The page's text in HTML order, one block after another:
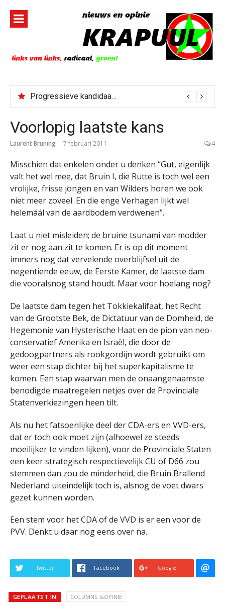
inhoud
Progressieve kandidaat El-Sayed senaatskandidaat Michigan
Voorlopig laatste kans
Laurent Bruning 7 februari 2011 4
Misschien dat enkelen onder u denken “Gut, eigenlijk
valt het wel mee, dat Bruin I, die Rutte is toch wel een
vrolijke, frisse jongen en van Wilders horen we ook
niet meer zoveel. En die enge Verhagen lijkt wel
helemáál van de aardbodem verdwenen”.
Laat u niet misleiden; de bruine tsunami van modder
zit er nog aan zit te komen. Er is op dit moment
immers nog dat vervelende overblijfsel uit de
negentiende eeuw, de Eerste Kamer, de laatste dam
die vooralsnog stand houdt. Maar voor hoelang nog?
De laatste dam tegen het Tokkiekalifaat, het Recht
van de Grootste Bek, de Dictatuur van de Domheid, de
Hegemonie van Hysterische Haat en de pion van neo-
conservatief Amerika en Israël, die door de
gedoogpartners als rookgordijn wordt gebruikt om
weer een stap dichter bij het superkapitalisme te
komen. Een stap waarvan men de onaangenaamste
benodigde maatregelen netjes over de Provinciale
Statenverkiezingen heen tilt.
Als nu het fatsoenlijke deel der CDA-ers en VVD-ers,
dat er toch ook moet zijn (alhoewel ze steeds
moeilijker te vinden lijken), voor de Provinciale Staten
een keer strategisch respectievelijk CU of D66 zou
stemmen dan zou de minderheid, die Bruin Brallend
Nederland uiteindelijk toch is, alsnog de voet dwars
gezet kunnen worden.
Een stem voor het CDA of de VVD is er een voor de
PVV. Denkt u daar nog eens over na.
Twitter Facebook Google+
GEPLAATST IN COLUMNS &OPINIE